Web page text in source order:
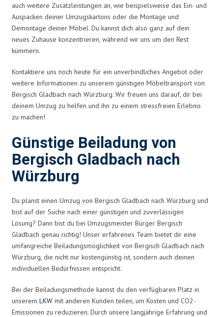
auch weitere Zusatzleistungen an, wie beispielsweise das Ein- und
Auspacken deiner Umzugskartons oder die Montage und
Demontage deiner Möbel. Du kannst dich also ganz auf dein
neues Zuhause konzentrieren, während wir uns um den Rest
kümmern.
Kontaktiere uns noch heute für ein unverbindliches Angebot oder
weitere Informationen zu unserem günstigen Möbeltransport von
Bergisch Gladbach nach Würzburg. Wir freuen uns darauf, dir bei
deinem Umzug zu helfen und ihn zu einem stressfreien Erlebnis
zu machen!
Günstige Beiladung von
Bergisch Gladbach nach
Würzburg
Du planst einen Umzug von Bergisch Gladbach nach Würzburg und
bist auf der Suche nach einer günstigen und zuverlässigen
Lösung? Dann bist du bei Umzugsmeister Bürger Bergisch
Gladbach genau richtig! Unser erfahrenes Team bietet dir eine
umfangreiche Beiladungsmöglichkeit von Bergisch Gladbach nach
Würzburg, die nicht nur kostengünstig ist, sondern auch deinen
individuellen Bedürfnissen entspricht.
Bei der Beiladungsmethode kannst du den verfügbaren Platz in
unserem LKW mit anderen Kunden teilen, um Kosten und CO2-
Emissionen zu reduzieren. Durch unsere langjährige Erfahrung und